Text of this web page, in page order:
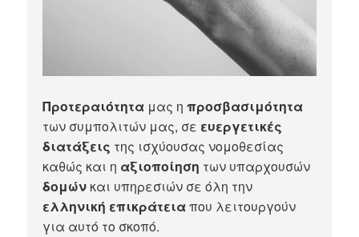
Προτεραιότητα μας ηπροσβασιμότητα
των συμπολιτών μας, σε ευεργετικές
διατάξεις της ισχύουσας νομοθεσίας
καθώς και η αξιοποίηση των υπαρχουσών
δομών και υπηρεσιών σε όλη την
ελληνική επικράτειαπου λειτουργούν
για αυτό το σκοπό.​